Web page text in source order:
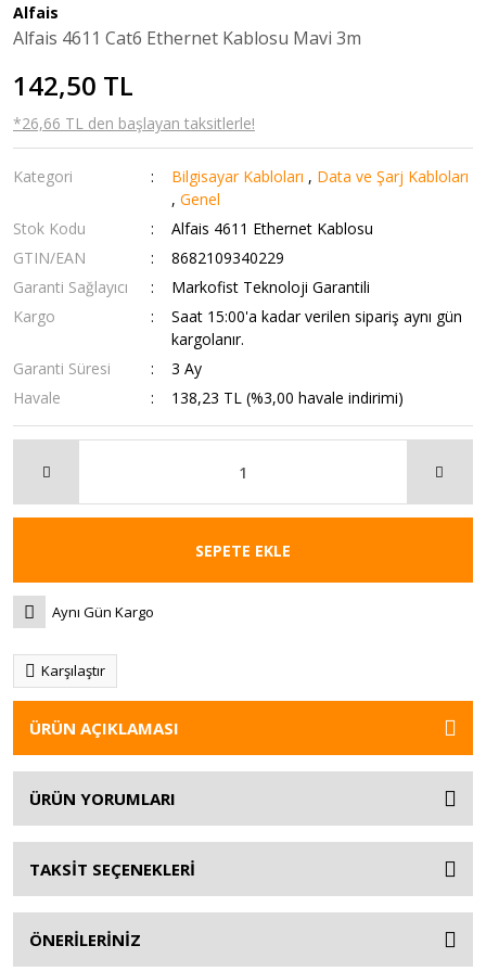
Alfais
Alfais 4611 Cat6 Ethernet Kablosu Mavi 3m
142,50 TL
*26,66 TL den başlayan taksitlerle!
Kategori Bilgisayar Kabloları , Data ve Şarj Kabloları
,Genel
Stok Kodu
Alfais 4611 Ethernet Kablosu
GTIN/EAN
8682109340229
Garanti Sağlayıcı
Markofist Teknoloji Garantili
Kargo
Saat 15:00'a kadar verilen sipariş aynı gün
kargolanır.
Garanti Süresi
3 Ay
Havale
138,23 TL (%3,00 havale indirimi)
SEPETE EKLE
Aynı Gün Kargo
Karşılaştır
ÜRÜN AÇIKLAMASI
ÜRÜN YORUMLARI
TAKSİT SEÇENEKLERİ
ÖNERİLERİNİZ